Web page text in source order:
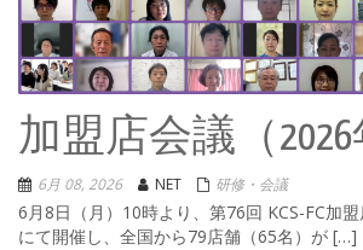
加盟店会議（2026
6月 08, 2026 NET 研修・会議
6月8日（月）10時より、第76回 KCS-FC加
にて開催し、全国から79店舗（65名）が […]